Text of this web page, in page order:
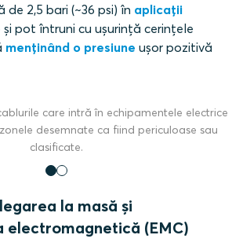
2,5 bari (~36 psi) în aplicații
și pot întruni cu ușurință cerințele
menținând o presiune ușor pozitivă
care intră în echipamentele electrice
desemnate ca fiind periculoase sau
clasificate.
la masă și
(EMC)